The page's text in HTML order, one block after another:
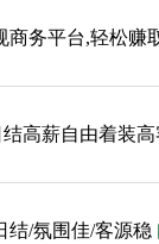
商务平台,轻松赚
高薪自由着装高
结/氛围佳/客源稳